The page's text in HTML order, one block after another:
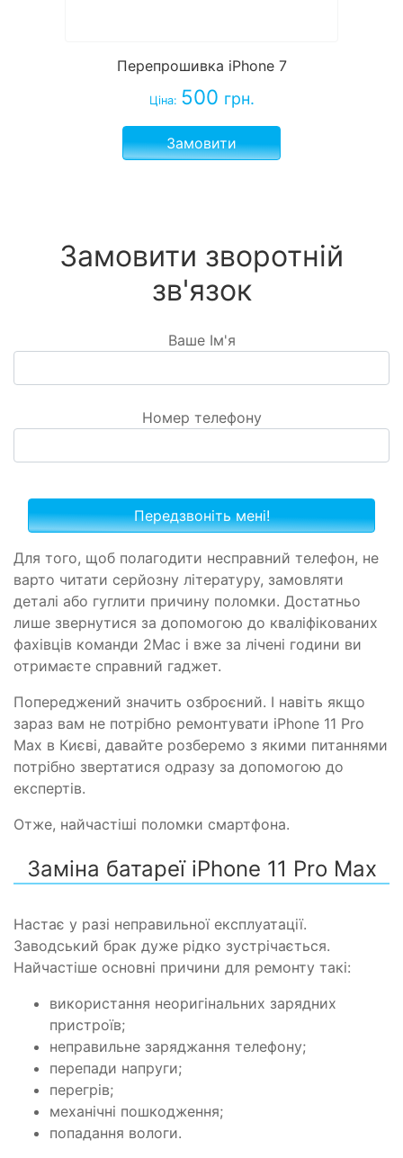
Перепрошивка iPhone 7
Ціна: 500 грн.
Замовити
Замовити зворотній
зв'язок
Ваше Ім'я
Номер телефону
Для того, щоб полагодити несправний телефон, не
варто читати серйозну літературу, замовляти
деталі або гуглити причину поломки. Достатньо
лише звернутися за допомогою до кваліфікованих
фахівців команди 2Mac і вже за лічені години ви
отримаєте справний гаджет.
Попереджений значить озброєний. І навіть якщо
зараз вам не потрібно ремонтувати iPhone 11 Pro
Max в Києві, давайте розберемо з якими питаннями
потрібно звертатися одразу за допомогою до
експертів.
Отже, найчастіші поломки смартфона.
Заміна батареї iPhone 11 Pro Max
Настає у разі неправильної експлуатації.
Заводський брак дуже рідко зустрічається.
Найчастіше основні причини для ремонту такі:
використання неоригінальних зарядних
пристроїв;
неправильне заряджання телефону;
перепади напруги;
перегрів;
механічні пошкодження;
попадання вологи.